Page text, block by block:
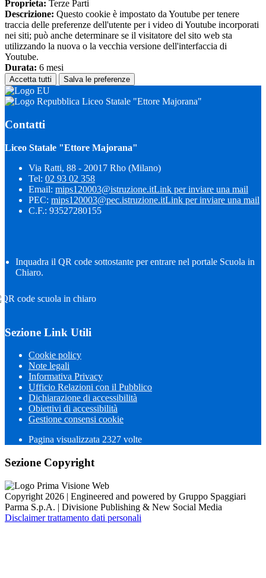
Proprieta: Terze Parti
Descrizione: Questo cookie è impostato da Youtube per tenere
traccia delle preferenze dell'utente per i video di Youtube incorporati
nei siti; può anche determinare se il visitatore del sito web sta
utilizzando la nuova o la vecchia versione dell'interfaccia di
Youtube.
Durata: 6 mesi
Accetta tutti Salva le preferenze
Liceo Statale "Ettore Majorana"
Contatti
Liceo Statale "Ettore Majorana"
Via Ratti, 88 - 20017 Rho (Milano)
Tel: 02 93 02 358
Email: mips120003@istruzione.itLink per inviare una mail
PEC: mips120003@pec.istruzione.itLink per inviare una mail
C.F.: 93527280155
Inquadra il QR code sottostante per entrare nel portale Scuola in
Chiaro.
Sezione Link Utili
Cookie policy
Note legali
Informativa Privacy
Ufficio Relazioni con il Pubblico
Dichiarazione di accessibilità
Obiettivi di accessibilità
Gestione consensi cookie
Pagina visualizzata 2327 volte
Sezione Copyright
Copyright 2026 | Engineered and powered by Gruppo Spaggiari
Parma S.p.A. | Divisione Publishing & New Social Media
Disclaimer trattamento dati personali